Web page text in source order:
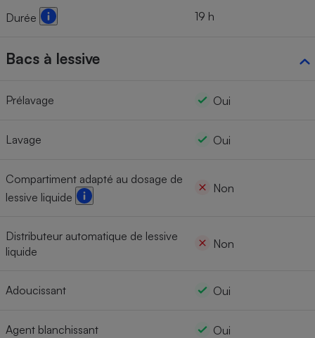
Durée 19 h
Bacs à lessive
Prélavage Oui
Lavage Oui
Compartiment adapté au dosage de
lessive liquide
Non
Distributeur automatique de lessive
liquide
Non
Adoucissant Oui
Agent blanchissant Oui